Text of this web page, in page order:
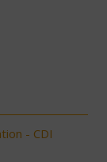
- CDI